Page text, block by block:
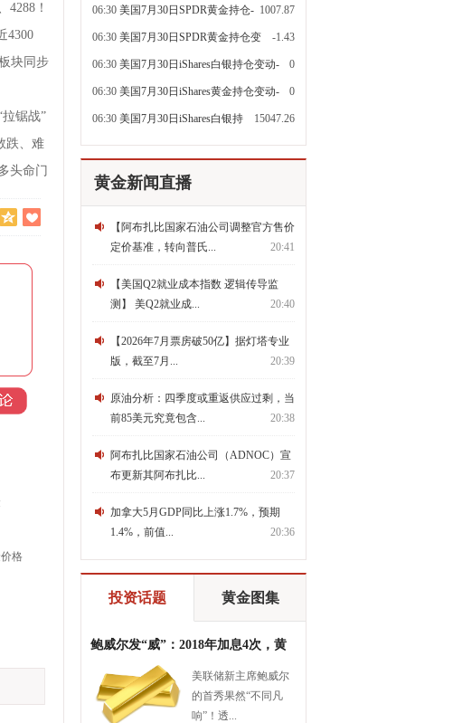
4288！
4300
块同步
锯战”
跌、难
头命门
格
行持有美国国债 1007.87
06:30 美国7月30日SPDR黄金持仓-
每日更新吨 -1.43
06:30 美国7月30日SPDR黄金持仓变
动-每日吨 0
06:30 美国7月30日iShares白银持仓变动-
每日吨 0
06:30 美国7月30日iShares黄金持仓变动-
每日吨 15047.26
06:30 美国7月30日iShares白银持
仓-每日更新吨
黄金新闻直播
20:41
【阿布扎比国家石油公司调整官方售价
定价基准，转向普氏...
20:40
【美国Q2就业成本指数 逻辑传导监
测】 美Q2就业成...
20:39
【2026年7月票房破50亿】据灯塔专业
版，截至7月...
20:38
原油分析：四季度或重返供应过剩，当
前85美元究竟包含...
20:37
阿布扎比国家石油公司（ADNOC）宣
布更新其阿布扎比...
20:36
加拿大5月GDP同比上涨1.7%，预期
1.4%，前值...
投资话题 黄金图集
鲍威尔发“威”：2018年加息4次，黄
金会继续跌？
美联储新主席鲍威尔
的首秀果然“不同凡
响”！透...